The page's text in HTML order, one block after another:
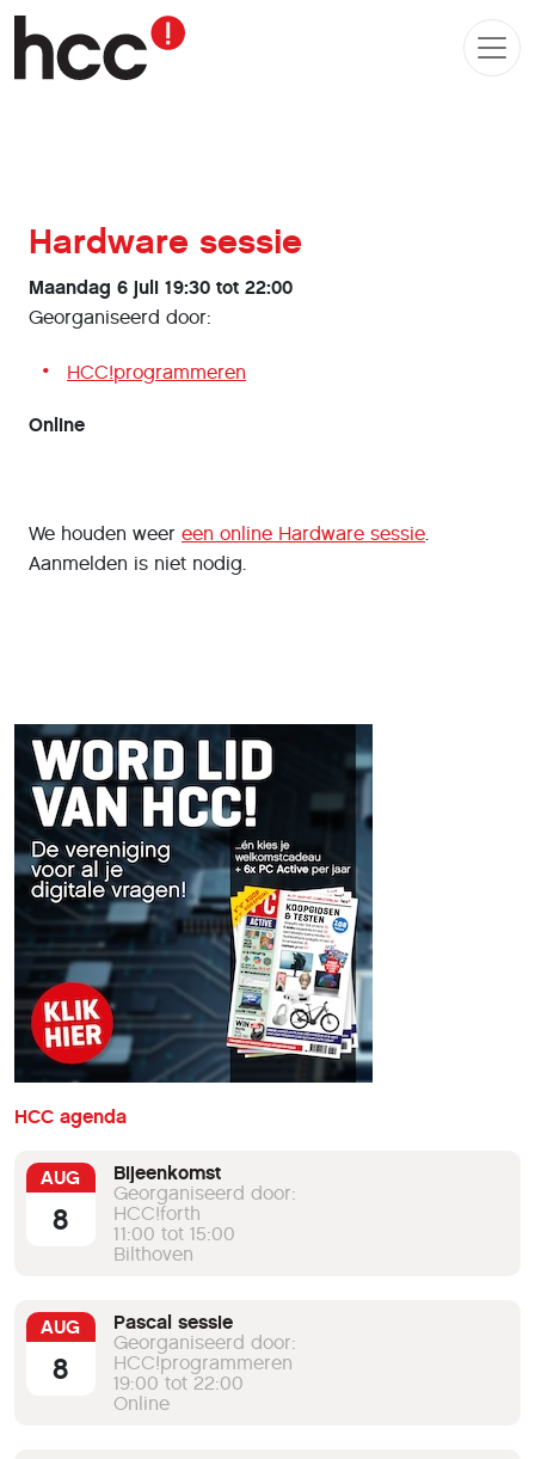
Hardware sessie
Maandag 6 juli 19:30 tot 22:00
Georganiseerd door:
HCC!programmeren
Online
We houden weer een online Hardware sessie.
Aanmelden is niet nodig.
HCC agenda
AUG
8
Bijeenkomst
Georganiseerd door:
HCC!forth
11:00 tot 15:00
Bilthoven
AUG
8
Pascal sessie
Georganiseerd door:
HCC!programmeren
19:00 tot 22:00
Online